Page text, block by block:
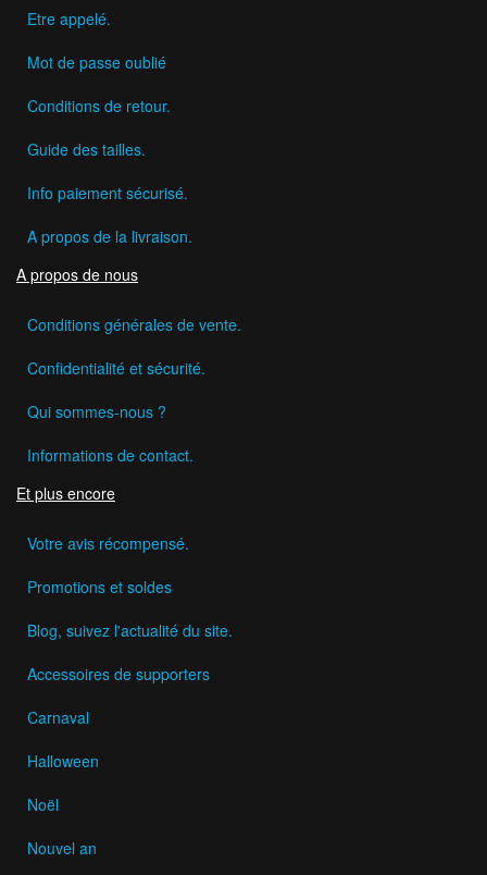
Etre appelé.
Mot de passe oublié
Conditions de retour.
Guide des tailles.
Info paiement sécurisé.
A propos de la livraison.
A propos de nous
Conditions générales de vente.
Confidentialité et sécurité.
Qui sommes-nous ?
Informations de contact.
Et plus encore
Votre avis récompensé.
Promotions et soldes
Blog, suivez l'actualité du site.
Accessoires de supporters
Carnaval
Halloween
Noël
Nouvel an